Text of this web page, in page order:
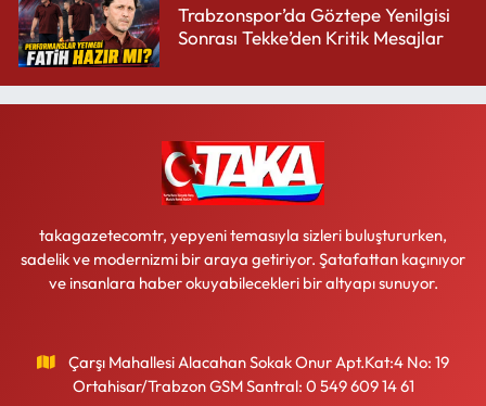
Trabzonspor’da Göztepe Yenilgisi
Sonrası Tekke’den Kritik Mesajlar
takagazetecomtr, yepyeni temasıyla sizleri buluştururken,
sadelik ve modernizmi bir araya getiriyor. Şatafattan kaçınıyor
ve insanlara haber okuyabilecekleri bir altyapı sunuyor.
Çarşı Mahallesi Alacahan Sokak Onur Apt.Kat:4 No: 19
Ortahisar/Trabzon GSM Santral: 0 549 609 14 61